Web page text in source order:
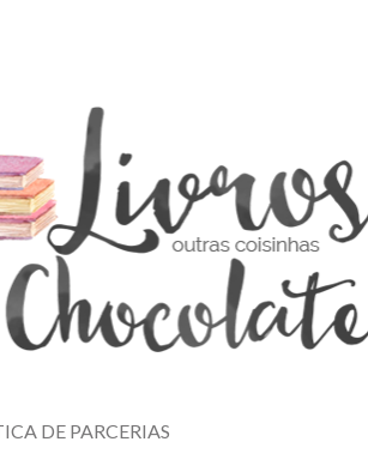
DE PARCERIAS